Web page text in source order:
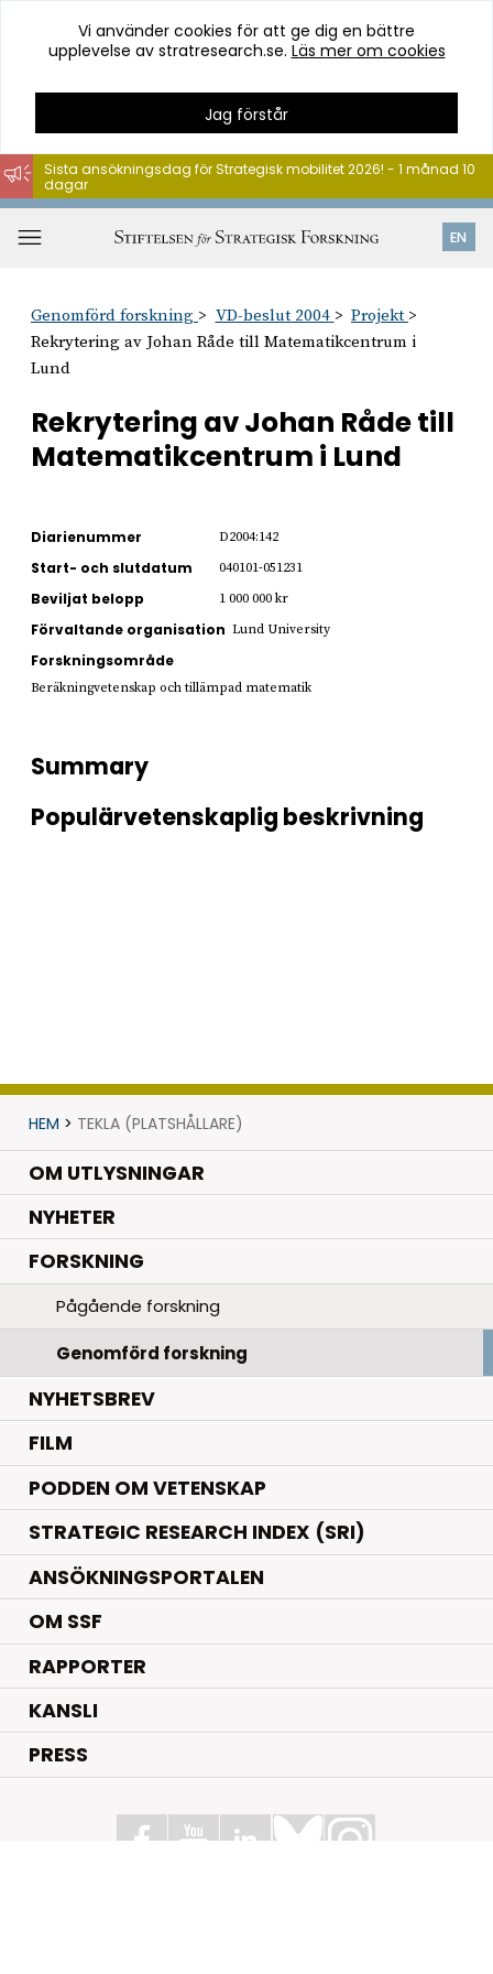
Hoppa
till
innehåll
Vi använder cookies för att ge dig en bättre
upplevelse av stratresearch.se. Läs mer om cookies
Jag förstår
EN
Sista ansökningsdag för Strategisk mobilitet 2026! - 1 månad 10
dagar
Genomförd forskning VD-beslut 2004
Projekt
Rekrytering av Johan Råde till Matematikcentrum i
Lund
Rekrytering av Johan Råde till
Matematikcentrum i Lund
Diarienummer D2004:142
Start- och slutdatum 040101-051231
Beviljat belopp 1 000 000 kr
Förvaltande organisation Lund University
Forskningsområde
Beräkningvetenskap och tillämpad matematik
Summary
Populärvetenskaplig beskrivning
HEM > TEKLA (PLATSHÅLLARE)
OM UTLYSNINGAR
NYHETER.
FORSKNING.
Pågående forskning
Genomförd forskning
NYHETSBREV
FILM
PODDEN OM VETENSKAP
STRATEGIC RESEARCH INDEX (SRI)
ANSÖKNINGSPORTALEN
OM SSF
RAPPORTER
KANSLI
PRESS